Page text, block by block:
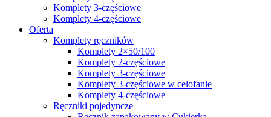
Komplety 3-częściowe
Komplety 4-częściowe
Oferta
Komplety ręczników
Komplety 2×50/100
Komplety 2-częściowe
Komplety 3-częściowe
Komplety 3-częściowe w celofanie
Komplety 4-częściowe
Ręczniki pojedyncze